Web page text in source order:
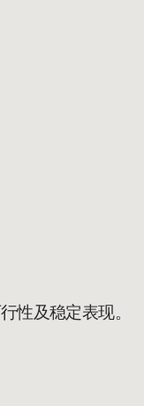
性及稳定表现。